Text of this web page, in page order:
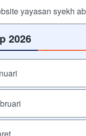
yayasan syekh
2026